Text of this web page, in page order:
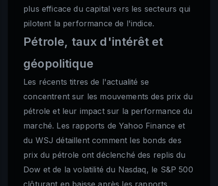
plus efficace du capital vers les secteurs qui
pilotent la performance de l'indice.
Pétrole, taux d'intérêt et
géopolitique
Les récents titres de l'actualité se
concentrent sur les mouvements des prix du
pétrole et leur impact sur la performance du
marché. Les rapports de Yahoo Finance et
du WSJ détaillent comment les bonds des
prix du pétrole ont déclenché des replis du
Dow et de la volatilité du Nasdaq, le S&P 500